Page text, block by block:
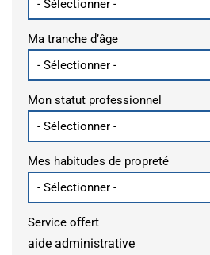
Ma tranche d’âge
Mon statut professionnel
Mes habitudes de propreté
Service offert
aide administrative